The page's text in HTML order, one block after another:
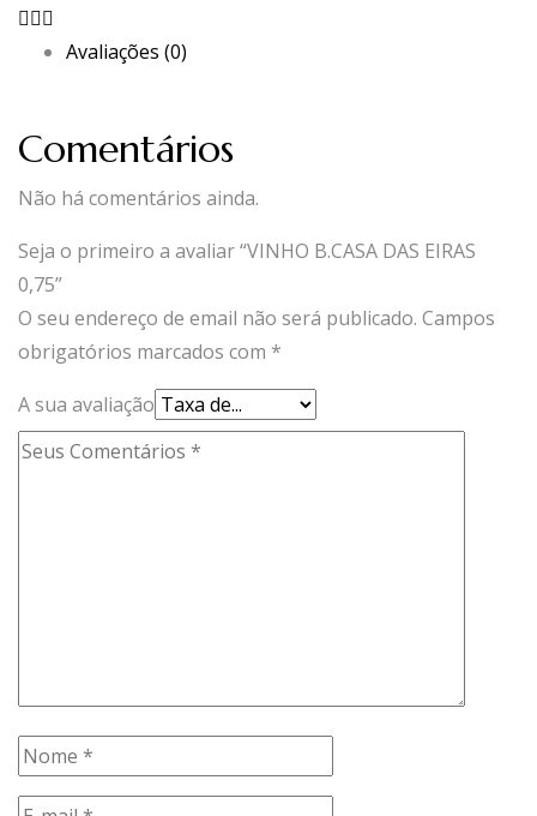
Avaliações (0)
Comentários
Não há comentários ainda.
Seja o primeiro a avaliar “VINHO B.CASA DAS EIRAS
0,75”
O seu endereço de email não será publicado. Campos
obrigatórios marcados com *
A sua avaliação